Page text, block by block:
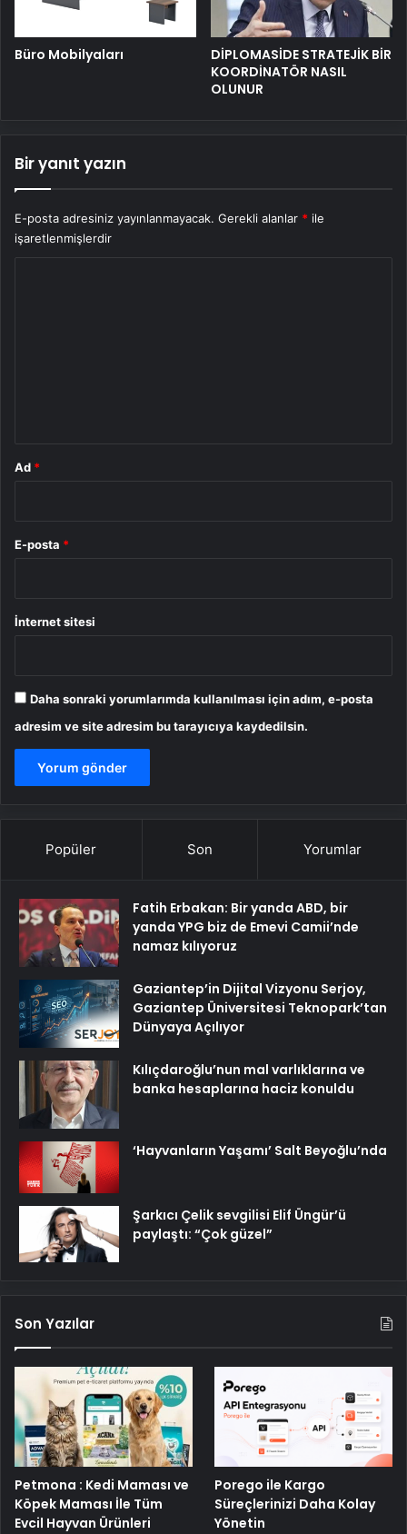
Büro Mobilyaları
DİPLOMASİDE STRATEJİK BİR
KOORDİNATÖR NASIL
OLUNUR
Bir yanıt yazın
E-posta adresiniz yayınlanmayacak. Gerekli alanlar * ile
işaretlenmişlerdir
Ad *
E-posta *
İnternet sitesi
Daha sonraki yorumlarımda kullanılması için adım, e-posta
adresim ve site adresim bu tarayıcıya kaydedilsin.
Popüler Son Yorumlar
Fatih Erbakan: Bir yanda ABD, bir
yanda YPG biz de Emevi Camii’nde
namaz kılıyoruz
Gaziantep’in Dijital Vizyonu Serjoy,
Gaziantep Üniversitesi Teknopark’tan
Dünyaya Açılıyor
Kılıçdaroğlu’nun mal varlıklarına ve
banka hesaplarına haciz konuldu
‘Hayvanların Yaşamı’ Salt Beyoğlu’nda
Şarkıcı Çelik sevgilisi Elif Üngür’ü
paylaştı: “Çok güzel”
Son Yazılar
Petmona : Kedi Maması ve
Köpek Maması İle Tüm
Evcil Hayvan Ürünleri
Porego ile Kargo
Süreçlerinizi Daha Kolay
Yönetin